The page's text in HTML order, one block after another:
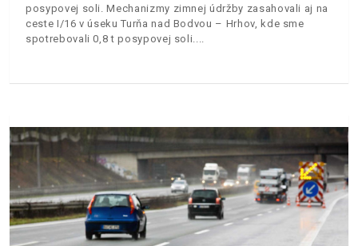
posypovej soli. Mechanizmy zimnej údržby zasahovali aj na
ceste I/16 v úseku Turňa nad Bodvou – Hrhov, kde sme
spotrebovali 0,8 t posypovej soli.